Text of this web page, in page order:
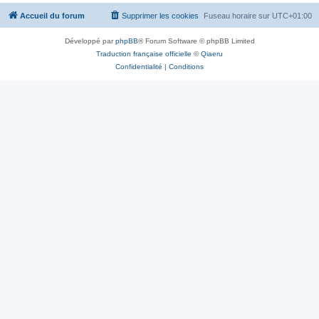
Accueil du forum Fuseau horaire sur UTC+01:00
Supprimer les cookies
Développé parphpBB® Forum Software © phpBB Limited
Traduction française officielle ©Qiaeru
Confidentialité | Conditions